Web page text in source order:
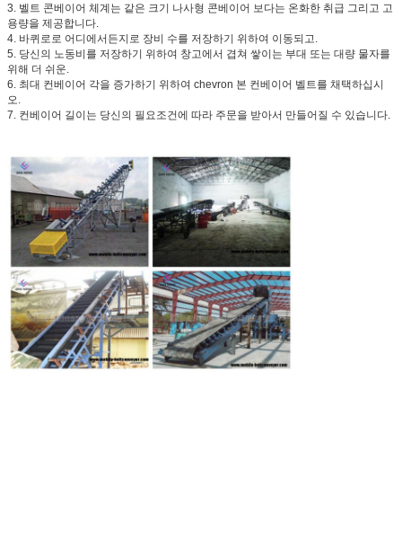
3. 벨트 콘베이어 체계는 같은 크기 나사형 콘베이어 보다는 온화한 취급 그리고 고
용량을 제공합니다.
4. 바퀴로로 어디에서든지로 장비 수를 저장하기 위하여 이동되고.
5. 당신의 노동비를 저장하기 위하여 창고에서 겹쳐 쌓이는 부대 또는 대량 물자를
위해 더 쉬운.
6. 최대 컨베이어 각을 증가하기 위하여 chevron 본 컨베이어 벨트를 채택하십시
오.
7. 컨베이어 길이는 당신의 필요조건에 따라 주문을 받아서 만들어질 수 있습니다.